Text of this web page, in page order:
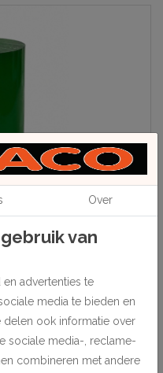
van Cassese.
Over
van
advertenties te
media te bieden en
delen ook informatie over
sociale media-, reclame-
combineren met andere